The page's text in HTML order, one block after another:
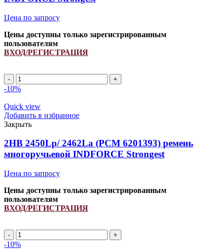
quantity
Цена по запросу
Цены доступны только зарегистрированным
пользователям
ВХОД/РЕГИСТРАЦИЯ
2HB
2595Lp/
ремень
многоручьевой
INDFORCE
Strongest
quantity
-10%
Quick view
Добавить в избранное
Закрыть
2HB 2450Lp/ 2462La (PCM 6201393) ремень
многоручьевой INDFORCE Strongest
Цена по запросу
Цены доступны только зарегистрированным
пользователям
ВХОД/РЕГИСТРАЦИЯ
2HB
2450Lp/
-10%